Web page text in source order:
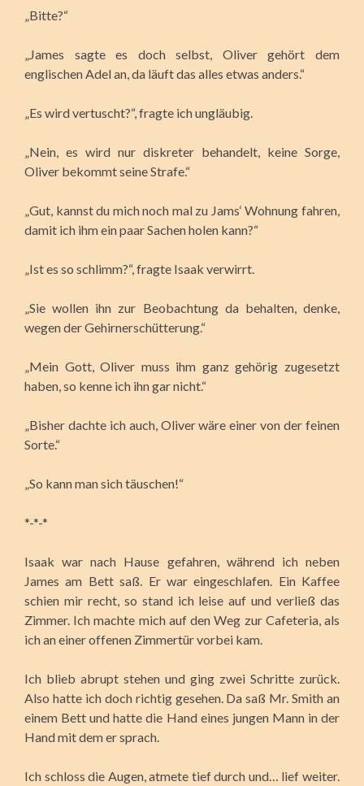
„Bitte?“
„James sagte es doch selbst, Oliver gehört dem
englischen Adel an, da läuft das alles etwas anders.“
„Es wird vertuscht?“, fragte ich ungläubig.
„Nein, es wird nur diskreter behandelt, keine Sorge,
Oliver bekommt seine Strafe.“
„Gut, kannst du mich noch mal zu Jams‘ Wohnung fahren,
damit ich ihm ein paar Sachen holen kann?“
„Ist es so schlimm?“, fragte Isaak verwirrt.
„Sie wollen ihn zur Beobachtung da behalten, denke,
wegen der Gehirnerschütterung.“
„Mein Gott, Oliver muss ihm ganz gehörig zugesetzt
haben, so kenne ich ihn gar nicht.“
„Bisher dachte ich auch, Oliver wäre einer von der feinen
Sorte.“
„So kann man sich täuschen!“
*-*-*
Isaak war nach Hause gefahren, während ich neben
James am Bett saß. Er war eingeschlafen. Ein Kaffee
schien mir recht, so stand ich leise auf und verließ das
Zimmer. Ich machte mich auf den Weg zur Cafeteria, als
ich an einer offenen Zimmertür vorbei kam.
Ich blieb abrupt stehen und ging zwei Schritte zurück.
Also hatte ich doch richtig gesehen. Da saß Mr. Smith an
einem Bett und hatte die Hand eines jungen Mann in der
Hand mit dem er sprach.
Ich schloss die Augen, atmete tief durch und… lief weiter.